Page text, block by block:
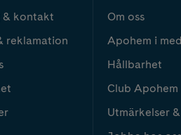
& kontakt
reklamation
Om oss
Apohem i
Hållbarhet
Club Apohem
Utmärkelser